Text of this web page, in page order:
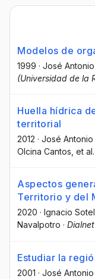
Modelos de
1999 · José
(Universidad de la
Huella hídrica
territorial
2012 · José
Olcina Cantos , et al.
Aspectos
Territorio y del
2020 · Ignacio
Navalpotro ·
Estudiar la
2001 · José